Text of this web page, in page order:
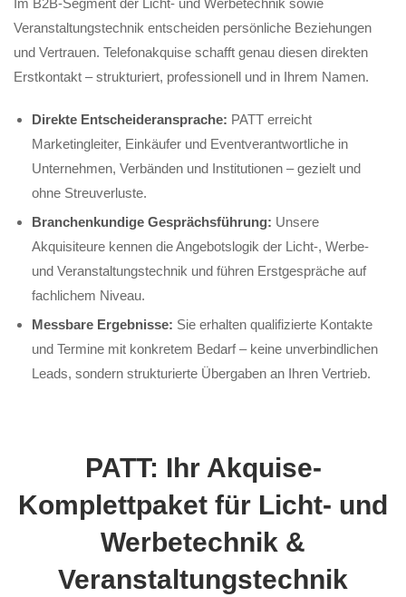
Veranstaltungstechnik entscheiden persönliche Beziehungen
und Vertrauen. Telefonakquise schafft genau diesen direkten
Erstkontakt – strukturiert, professionell und in Ihrem Namen.
Direkte Entscheideransprache: PATT erreicht
Marketingleiter, Einkäufer und Eventverantwortliche in
Unternehmen, Verbänden und Institutionen – gezielt und
ohne Streuverluste.
Branchenkundige Gesprächsführung: Unsere
Akquisiteure kennen die Angebotslogik der Licht-, Werbe-
und Veranstaltungstechnik und führen Erstgespräche auf
fachlichem Niveau.
Messbare Ergebnisse: Sie erhalten qualifizierte Kontakte
und Termine mit konkretem Bedarf – keine unverbindlichen
Leads, sondern strukturierte Übergaben an Ihren Vertrieb.
PATT: Ihr Akquise-
Komplettpaket für Licht- und
Werbetechnik &
Veranstaltungstechnik